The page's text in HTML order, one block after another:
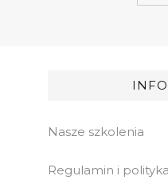
Nasze szkolenia
Regulamin i